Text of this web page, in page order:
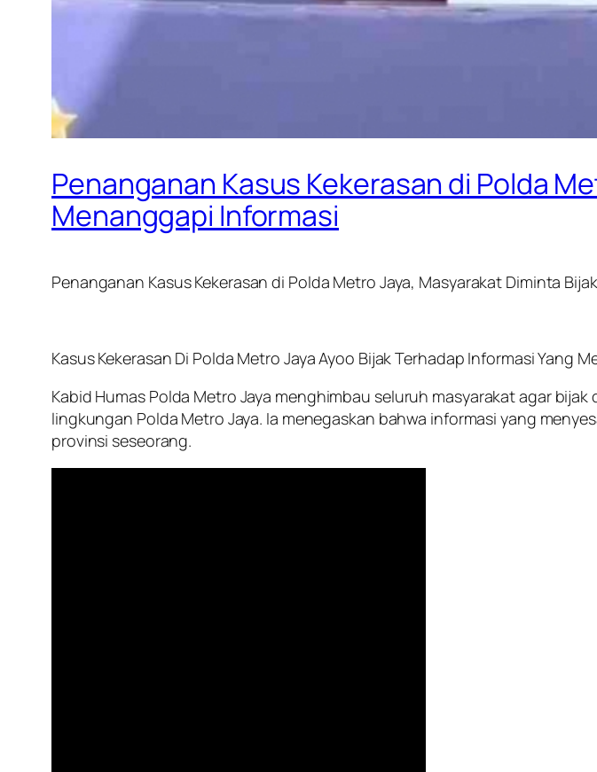
Penanganan Kasus Kekerasan di Polda
Menanggapi Informasi
Penanganan Kasus Kekerasan di Polda Metro Jaya, Masyarakat Diminta
Kasus Kekerasan Di Polda Metro Jaya Ayoo Bijak Terhadap Informasi Yang
Kabid Humas Polda Metro Jaya menghimbau seluruh masyarakat agar
lingkungan Polda Metro Jaya. Ia menegaskan bahwa informasi yang
provinsi seseorang.